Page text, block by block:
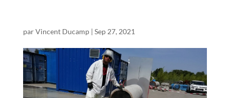
parVincent Ducamp| Sep 27, 2021